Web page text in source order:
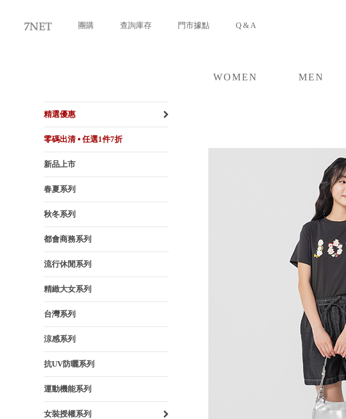
團購 查詢庫存 門市據點 Q & A
WOMEN
MEN
精選優惠
零碼出清 ⦁ 任選1件7折
新品上市
春夏系列
秋冬系列
都會商務系列
流行休閒系列
精緻大女系列
台灣系列
涼感系列
抗UV防曬系列
運動機能系列
女裝授權系列